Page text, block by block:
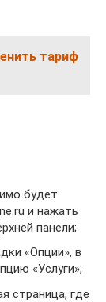
тариф
будет
и нажать
панели;
«Опции», в
«Услуги»;
страница, где